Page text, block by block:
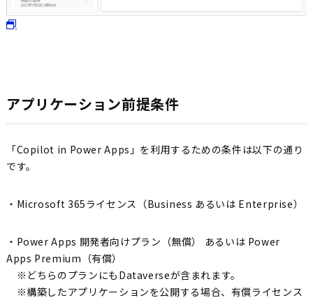
アプリケーション前提条件
「Copilot in Power Apps」を利用するための条件は以下の通り
です。
・Microsoft 365ライセンス（Business あるいは Enterprise）
・Power Apps 開発者向けプラン（無償） あるいは Power
Apps Premium（有償）
※どちらのプランにもDataverseが含まれます。
※構築したアプリケーションを公開する場合、有償ライセンス